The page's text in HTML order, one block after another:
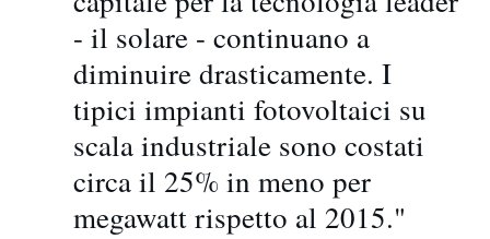
- il solare - continuano a
diminuire drasticamente. I
tipici impianti fotovoltaici su
scala industriale sono costati
circa il 25% in meno per
megawatt rispetto al 2015."